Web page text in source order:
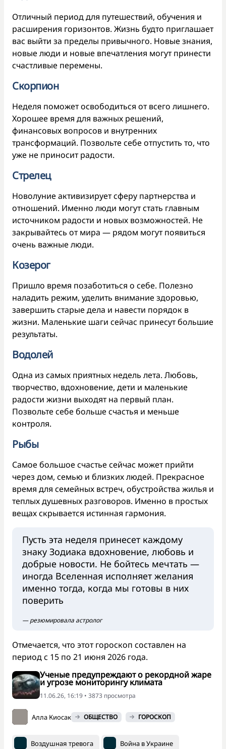
Отличный период для путешествий, обучения и
расширения горизонтов. Жизнь будто приглашает
вас выйти за пределы привычного. Новые знания,
новые люди и новые впечатления могут принести
счастливые перемены.
Скорпион
Неделя поможет освободиться от всего лишнего.
Хорошее время для важных решений,
финансовых вопросов и внутренних
трансформаций. Позвольте себе отпустить то, что
уже не приносит радости.
Стрелец
Новолуние активизирует сферу партнерства и
отношений. Именно люди могут стать главным
источником радости и новых возможностей. Не
закрывайтесь от мира — рядом могут появиться
очень важные люди.
Козерог
Пришло время позаботиться о себе. Полезно
наладить режим, уделить внимание здоровью,
завершить старые дела и навести порядок в
жизни. Маленькие шаги сейчас принесут большие
результаты.
Водолей
Одна из самых приятных недель лета. Любовь,
творчество, вдохновение, дети и маленькие
радости жизни выходят на первый план.
Позвольте себе больше счастья и меньше
контроля.
Рыбы
Самое большое счастье сейчас может прийти
через дом, семью и близких людей. Прекрасное
время для семейных встреч, обустройства жилья и
теплых душевных разговоров. Именно в простых
вещах скрывается истинная гармония.
Пусть эта неделя принесет каждому
знаку Зодиака вдохновение, любовь и
добрые новости. Не бойтесь мечтать —
иногда Вселенная исполняет желания
именно тогда, когда мы готовы в них
поверить
— резюмировала астролог
Отмечается, что этот гороскоп составлен на
период с 15 по 21 июня 2026 года.
Ученые предупреждают о рекордной жаре
и угрозе мониторингу климата
11.06.26, 16:19 • 3873 просмотра
Алла Киосак ОБЩЕСТВО ГОРОСКОП
Воздушная тревога Война в Украине